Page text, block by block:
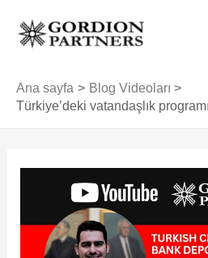
atla
Ana sayfa
Blog Videoları
Türkiye’deki vatandaşlık